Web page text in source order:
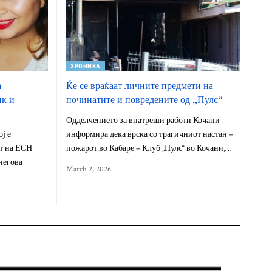
и
е
на ЕСН
ХРОНИКА
Ќе се враќаат личните предмети на
починатите и повредените од „Пулс“
Одделчението за внатреши работи Кочани
информира дека врска со трагичниот настан –
пожарот во Кабаре – Клуб „Пулс“ во Кочани,…
March 2, 2026